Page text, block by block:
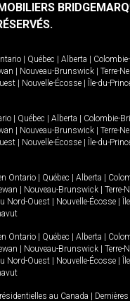
BRIDGEMARQ
Québec Alberta
Nouveau-Brunswick
Terre-
Nouvelle-Écosse Île-du-
Québec Alberta Colombie-
Nouveau-Brunswick
Terre-
Nouvelle-Écosse Île-du-
Ontario Québec Alberta
Nouveau-Brunswick
Terre-
Nord-Ouest Nouvelle-Écosse
Ontario Québec Alberta
Nouveau-Brunswick
Terre-
Nord-Ouest Nouvelle-Écosse
au Canada